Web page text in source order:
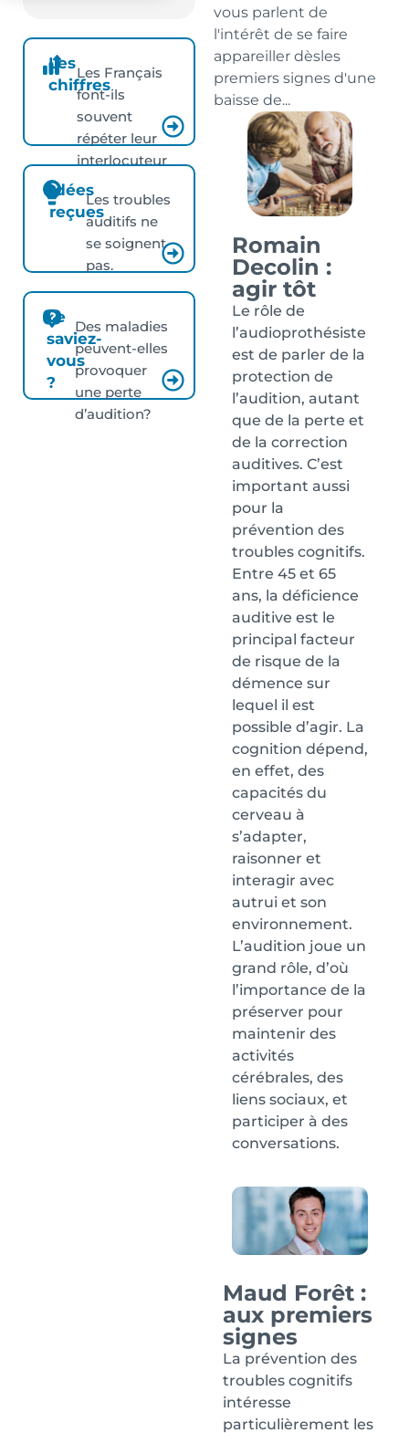
Les
chiffres
Les Français
font-ils
souvent
répéter leur
interlocuteur
?
Idées
reçues
Les troubles
auditifs ne
se soignent
pas.
Le
saviez-
vous
?
Des maladies
peuvent-elles
provoquer
une perte
d’audition?
vous parlent de
l'intérêt de se faire
appareiller dèsles
premiers signes d'une
baisse de...
Romain
Decolin :
agir tôt
Le rôle de
l’audioprothésiste
est de parler de la
protection de
l’audition, autant
que de la perte et
de la correction
auditives. C’est
important aussi
pour la
prévention des
troubles cognitifs.
Entre 45 et 65
ans, la déficience
auditive est le
principal facteur
de risque de la
démence sur
lequel il est
possible d’agir. La
cognition dépend,
en effet, des
capacités du
cerveau à
s’adapter,
raisonner et
interagir avec
autrui et son
environnement.
L’audition joue un
grand rôle, d’où
l’importance de la
préserver pour
maintenir des
activités
cérébrales, des
liens sociaux, et
participer à des
conversations.
Maud Forêt :
aux premiers
signes
La prévention des
troubles cognitifs
intéresse
particulièrement les